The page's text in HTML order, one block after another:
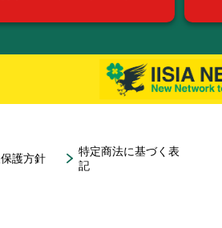
護方針
特定商法に基づく表
記